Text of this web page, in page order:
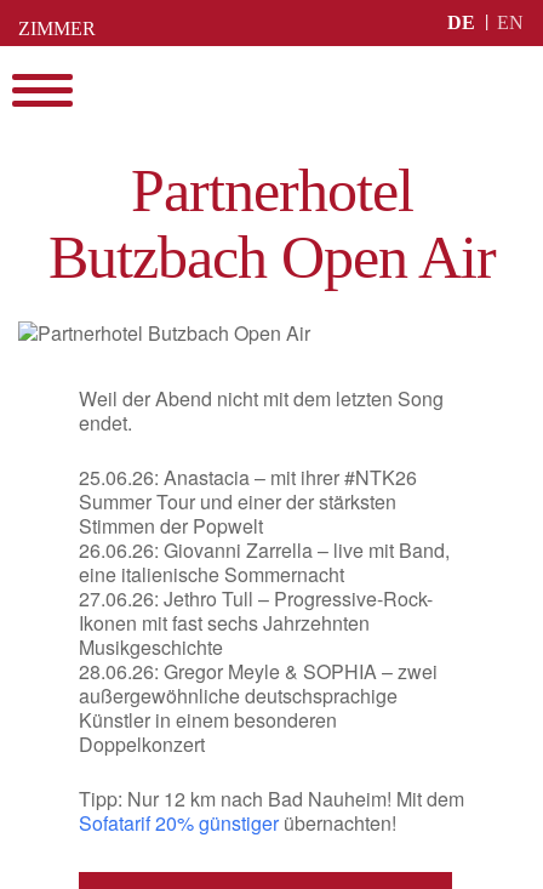
ZIMMER
DE EN
Menu
Partnerhotel
Butzbach Open Air
Weil der Abend nicht mit dem letzten Song
endet.
25.06.26: Anastacia – mit ihrer #NTK26
Summer Tour und einer der stärksten
Stimmen der Popwelt
26.06.26: Giovanni Zarrella – live mit Band,
eine italienische Sommernacht
27.06.26: Jethro Tull – Progressive-Rock-
Ikonen mit fast sechs Jahrzehnten
Musikgeschichte
28.06.26: Gregor Meyle & SOPHIA – zwei
außergewöhnliche deutschsprachige
Künstler in einem besonderen
Doppelkonzert
Tipp: Nur 12 km nach Bad Nauheim! Mit dem
Sofatarif 20% günstigerübernachten!